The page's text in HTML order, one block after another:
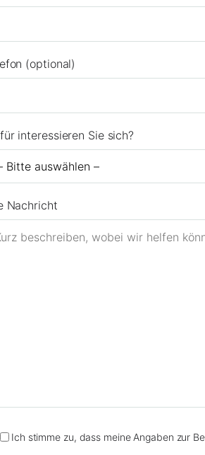
(optional)
interessieren Sie sich?
Nachricht
Ich stimme zu, dass meine Angaben zur